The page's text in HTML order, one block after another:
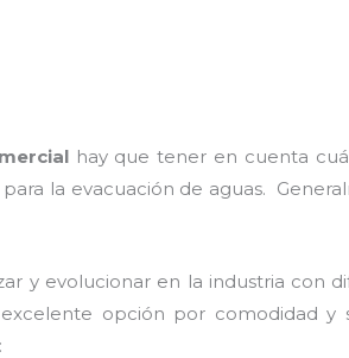
hay que tener en cuenta
la evacuación de aguas.
y evolucionar en la industria con
opción por comodidad y